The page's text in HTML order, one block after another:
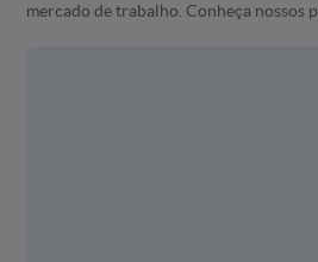
mercado de trabalho. Conheça nossos